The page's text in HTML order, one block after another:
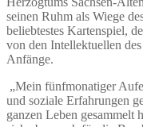
seinen Ruhm als Wiege
beliebtestes Kartenspiel,
von den Intellektuellen
Anfänge.
„Mein fünfmonatiger
und soziale Erfahrungen
ganzen Leben gesammelt